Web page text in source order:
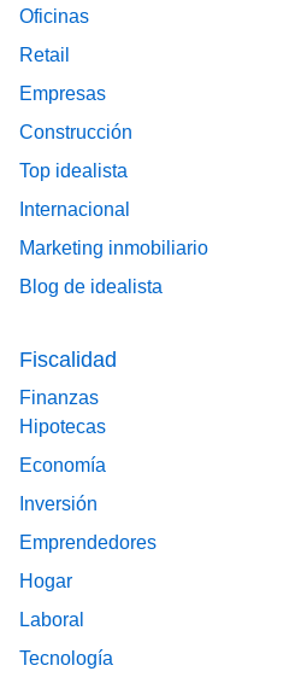
Oficinas
Retail
Empresas
Construcción
Top idealista
Internacional
Marketing inmobiliario
Blog de idealista
Fiscalidad
Finanzas
Hipotecas
Economía
Inversión
Emprendedores
Hogar
Laboral
Tecnología